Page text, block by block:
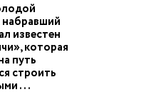
набравший
известен
которая
путь
строить
...